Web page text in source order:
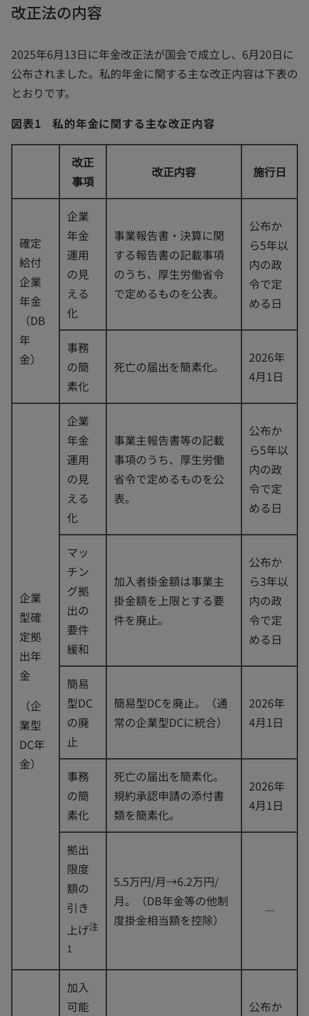
改正法の内容
2025年6月13日に年金改正法が国会で成立し、6月20日に
公布されました。私的年金に関する主な改正内容は下表の
とおりです。
図表1 私的年金に関する主な改正内容
改正
事項
改正内容 施行日
確定
給付
企業
年金
（DB
年
金）
企業
年金
運用
の見
える
化
事業報告書・決算に関
する報告書の記載事項
のうち、厚生労働省令
で定めるものを公表。
公布か
ら5年以
内の政
令で定
める日
事務
の簡
素化
死亡の届出を簡素化。
2026年
4月1日
企業
型確
定拠
出年
金
（企
業型
DC年
金）
企業
年金
運用
の見
える
化
事業主報告書等の記載
事項のうち、厚生労働
省令で定めるものを公
表。
公布か
ら5年以
内の政
令で定
める日
マッ
チン
グ拠
出の
要件
緩和
加入者掛金額は事業主
掛金額を上限とする要
件を廃止。
公布か
ら3年以
内の政
令で定
める日
簡易
型DC
の廃
止
簡易型DCを廃止。（通
常の企業型DCに統合）
2026年
4月1日
事務
の簡
素化
死亡の届出を簡素化。
規約承認申請の添付書
類を簡素化。
2026年
4月1日
拠出
限度
額の
引き
上げ注
1
5.5万円/月→6.2万円/
月。（DB年金等の他制
度掛金相当額を控除）
―
加入
可能
公布か